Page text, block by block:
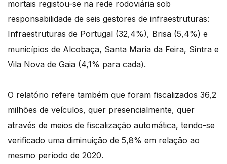
mortais registou-se na rede rodoviária sob
responsabilidade de seis gestores de infraestruturas:
Infraestruturas de Portugal (32,4%), Brisa (5,4%) e
municípios de Alcobaça, Santa Maria da Feira, Sintra e
Vila Nova de Gaia (4,1% para cada).
O relatório refere também que foram fiscalizados 36,2
milhões de veículos, quer presencialmente, quer
através de meios de fiscalização automática, tendo-se
verificado uma diminuição de 5,8% em relação ao
mesmo período de 2020.